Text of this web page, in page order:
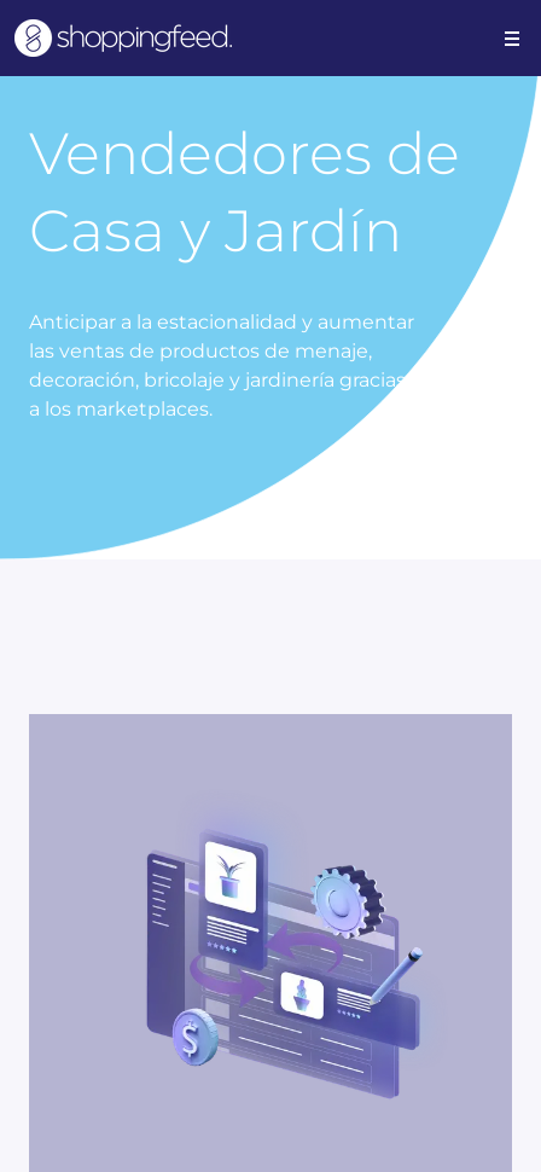
Vendedores de
Casa y Jardín
Anticipar a la estacionalidad y aumentar
las ventas de productos de menaje,
decoración, bricolaje y jardinería gracias
a los marketplaces.